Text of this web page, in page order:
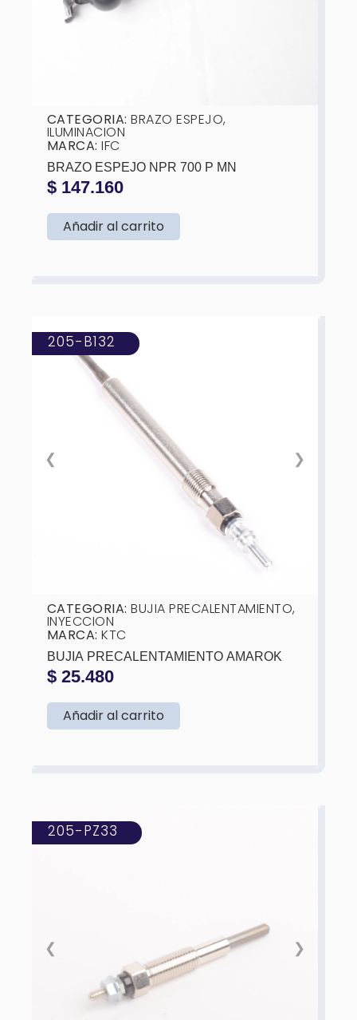
CATEGORIA:BRAZO ESPEJO,
ILUMINACION
MARCA:IFC
BRAZO ESPEJO NPR 700 P MN
$147.160
Añadir al carrito
❮ ❯
205-B132
CATEGORIA:BUJIA PRECALENTAMIENTO,
INYECCION
MARCA:KTC
BUJIA PRECALENTAMIENTO AMAROK
$25.480
Añadir al carrito
❮ ❯
205-PZ33